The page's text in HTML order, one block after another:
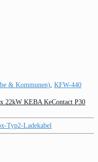
& Kommunen)
KFW-440
22kW KEBA KeContact P30